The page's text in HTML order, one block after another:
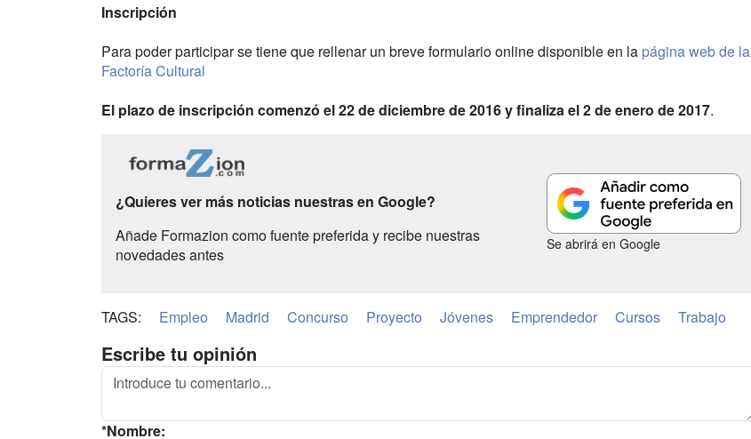
Inscripción
Para poder participar se tiene que rellenar un breve formulario online disponible en la página web de la
Factoría Cultural
El plazo de inscripción comenzó el 22 de diciembre de 2016 y finaliza el 2 de enero de 2017.
¿Quieres ver más noticias nuestras en Google?
Añade Formazion como fuente preferida y recibe nuestras
novedades antes
Se abrirá en Google
TAGS: Empleo Madrid Concurso Proyecto Jóvenes Emprendedor Cursos Trabajo
Escribe tu opinión
*Nombre: